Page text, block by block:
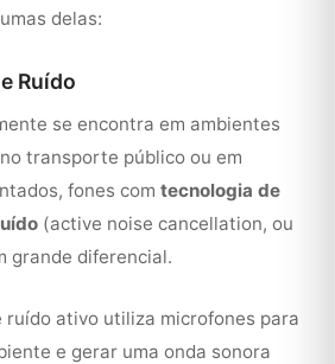
delas:
Ruído
se encontra em ambientes
transporte público ou em
fones com tecnologia de
(active noise cancellation, ou
grande diferencial.
ruído ativo utiliza microfones para
e gerar uma onda sonora